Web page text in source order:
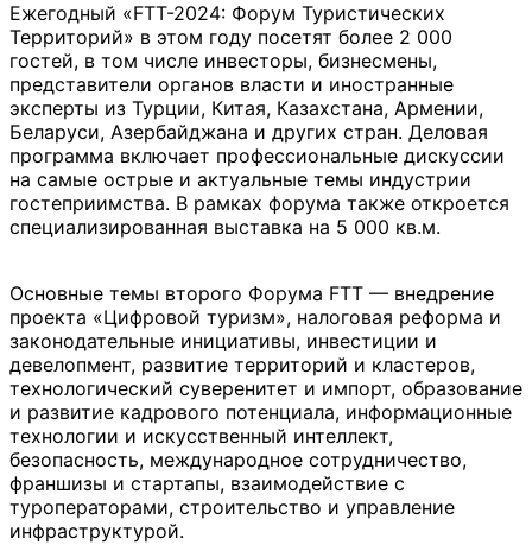
Ежегодный «FTT-2024: Форум Туристических
Территорий» в этом году посетят более 2 000
гостей, в том числе инвесторы, бизнесмены,
представители органов власти и иностранные
эксперты из Турции, Китая, Казахстана, Армении,
Беларуси, Азербайджана и других стран. Деловая
программа включает профессиональные дискуссии
на самые острые и актуальные темы индустрии
гостеприимства. В рамках форума также откроется
специализированная выставка на 5 000 кв.м.
Основные темы второго Форума FTT — внедрение
проекта «Цифровой туризм», налоговая реформа и
законодательные инициативы, инвестиции и
девелопмент, развитие территорий и кластеров,
технологический суверенитет и импорт, образование
и развитие кадрового потенциала, информационные
технологии и искусственный интеллект,
безопасность, международное сотрудничество,
франшизы и стартапы, взаимодействие с
туроператорами, строительство и управление
инфраструктурой.